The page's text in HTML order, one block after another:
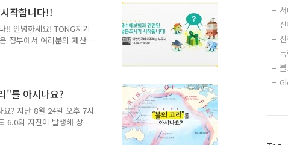
리기구 기동점검 및 재난
자연재난 - 화재·붕괴·
비, 감염병 및..
작합니다!!
!! 안녕하세요! TONG지기
정부에서 여러분의 재산피
하여 알려드릴께요!!^^ 풍
, 강풍, 지진 등 자연재해
료로 예기치 못한 재해에
질적 복구비를 확보할
알리며, 더 좋은 방향으로
"를 아시나요?
? 지난 8월 24일 오후 7시
6.0의 지진이 발생해 상당
파밸리' 인근에서 지진